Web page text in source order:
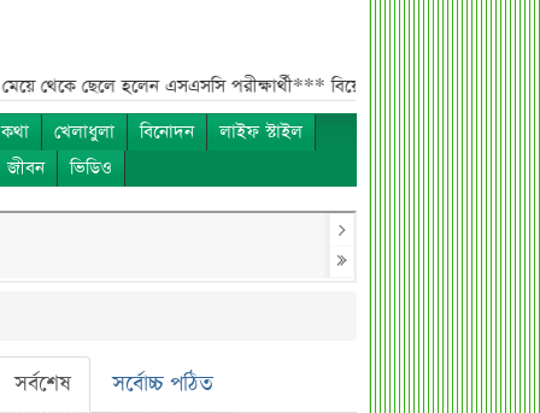
হলেন এসএসসি পরীক্ষার্থী*** বিয়ের আগেই গর্ভবতী, মেয়েকে নদীতে
খেলাধুলা বিনোদন
লাইফ স্টাইল
জীবন ভিডিও
সর্বশেষ সর্বোচ্চ পঠিত